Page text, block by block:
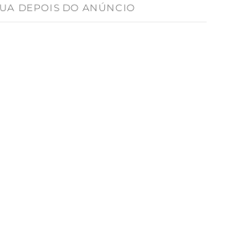
DEPOIS DO ANÚNCIO